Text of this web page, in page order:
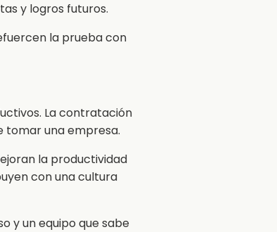
y logros futuros.
la prueba con
La contratación
tomar una empresa.
la productividad
con una cultura
y un equipo que sabe